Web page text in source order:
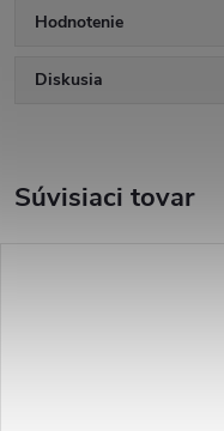
Hodnotenie
Diskusia
Súvisiaci tovar